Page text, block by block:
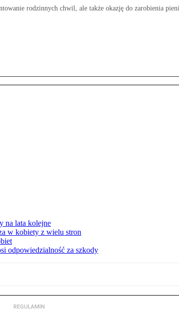
rodzinnych chwil, ale także okazję do zarobienia
na lata kolejne
w kobiety z wielu stron
odpowiedzialność za szkody
REGULAMIN